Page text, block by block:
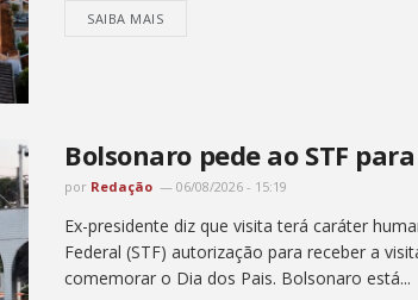
SAIBA MAIS
Bolsonaro pede ao STF
por Redação 06/08/2026 - 15:19
Ex-presidente diz que visita terá caráter
Federal (STF) autorização para receber a
comemorar o Dia dos Pais. Bolsonaro está...